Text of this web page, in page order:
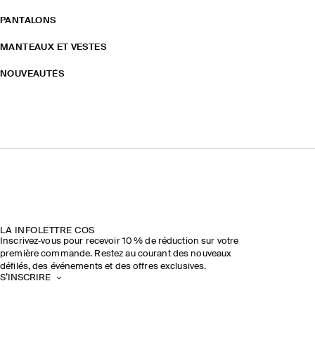
PANTALONS
MANTEAUX ET VESTES
NOUVEAUTÉS
LA INFOLETTRE COS
Inscrivez‑vous pour recevoir 10 % de réduction sur votre
première commande. Restez au courant des nouveaux
défilés, des événements et des offres exclusives.
S’INSCRIRE